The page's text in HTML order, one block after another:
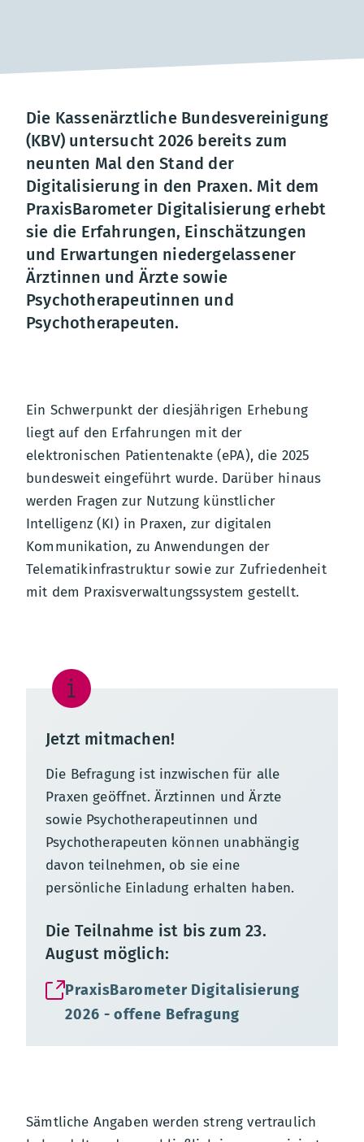
Die Kassenärztliche Bundesvereinigung
(KBV) untersucht 2026 bereits zum
neunten Mal den Stand der
Digitalisierung in den Praxen. Mit dem
PraxisBarometer Digitalisierung erhebt
sie die Erfahrungen, Einschätzungen
und Erwartungen niedergelassener
Ärztinnen und Ärzte sowie
Psychotherapeutinnen und
Psychotherapeuten.
Ein Schwerpunkt der diesjährigen Erhebung
liegt auf den Erfahrungen mit der
elektronischen Patientenakte (ePA), die 2025
bundesweit eingeführt wurde. Darüber hinaus
werden Fragen zur Nutzung künstlicher
Intelligenz (KI) in Praxen, zur digitalen
Kommunikation, zu Anwendungen der
Telematikinfrastruktur sowie zur Zufriedenheit
mit dem Praxisverwaltungssystem gestellt.
Jetzt mitmachen!
Die Befragung ist inzwischen für alle
Praxen geöffnet. Ärztinnen und Ärzte
sowie Psychotherapeutinnen und
Psychotherapeuten können unabhängig
davon teilnehmen, ob sie eine
persönliche Einladung erhalten haben.
Die Teilnahme ist bis zum 23.
August möglich:
PraxisBarometer Digitalisierung
2026 - offene Befragung
Sämtliche Angaben werden streng vertraulich